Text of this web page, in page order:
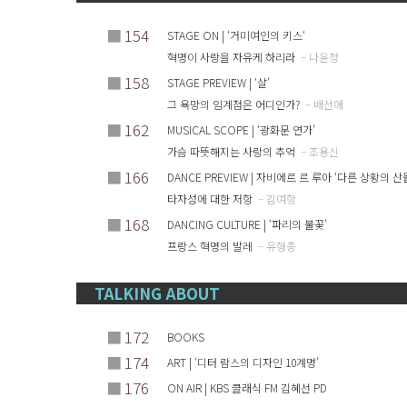
■ 154
STAGE ON | ‘거미여인의 키스‘
혁명이 사랑을 자유케 하리라 – 나윤정
■ 158
STAGE PREVIEW | ‘살’
그 욕망의 임계점은 어디인가? – 배선애
■ 162
MUSICAL SCOPE | ‘광화문 연가’
가슴 따뜻해지는 사랑의 추억 – 조용신
■ 166
DANCE PREVIEW | 자비에르 르 루아 ‘다른 상황의 산
타자성에 대한 저항 – 김여항
■ 168
DANCING CULTURE | ‘파리의 불꽃’
프랑스 혁명의 발레 – 유형종
TALKING ABOUT
■ 172 BOOKS
■ 174 ART | ‘디터 람스의 디자인 10계명’
■ 176 ON AIR | KBS 클래식 FM 김혜선 PD